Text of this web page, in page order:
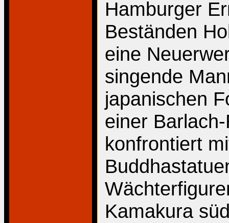
Hamburger
Beständen
eine
singende
japanischen
einer
konfrontiert
Kamakura